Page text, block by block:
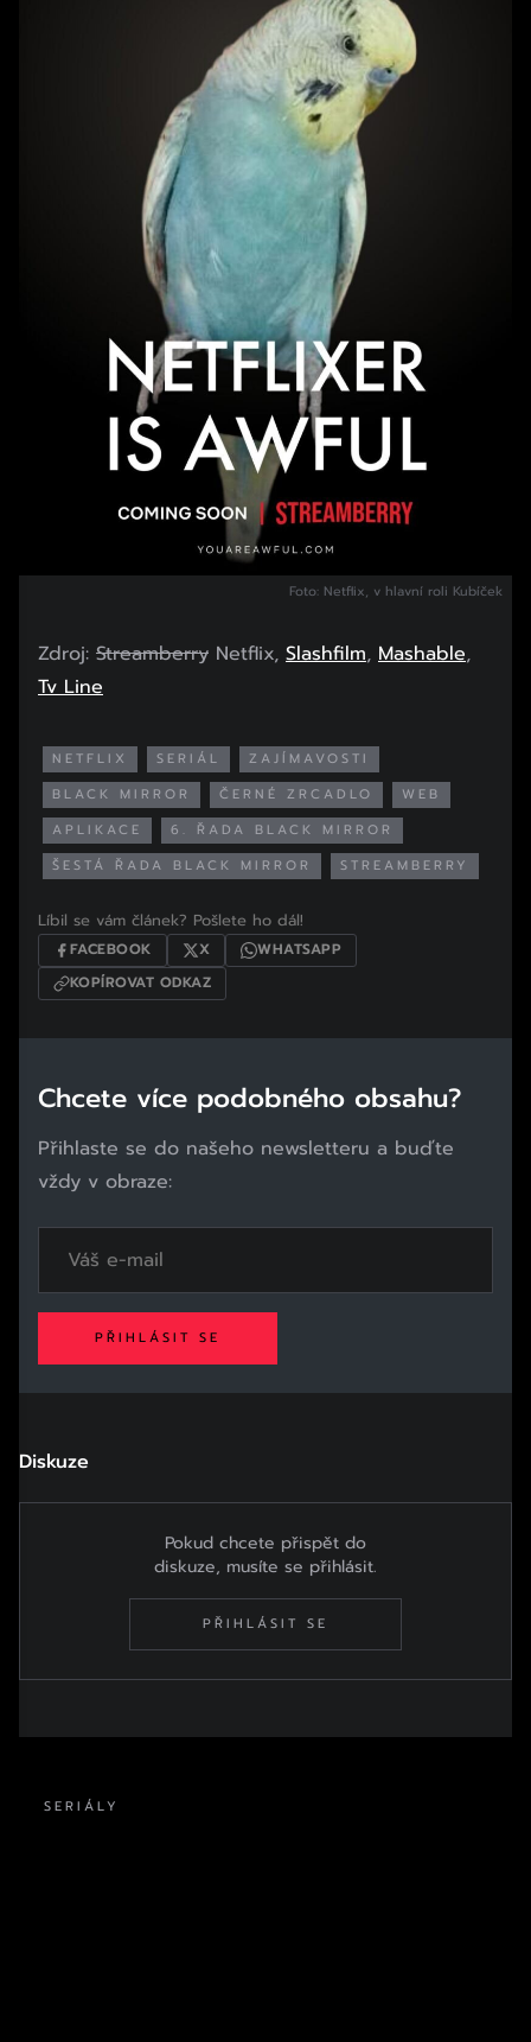
Foto: Netflix, v hlavní roli Kubíček
Zdroj: Streamberry Netflix, Slashfilm, Mashable,
Tv Line
NETFLIX SERIÁL
ZAJÍMAVOSTI
BLACK MIRROR
ČERNÉ ZRCADLO
WEB
APLIKACE
6. ŘADA BLACK MIRROR
ŠESTÁ ŘADA BLACK MIRROR
STREAMBERRY
Líbil se vám článek? Pošlete ho dál!
FACEBOOK X
WHATSAPP
KOPÍROVAT ODKAZ
Chcete více podobného obsahu?
Přihlaste se do našeho newsletteru a buďte
vždy v obraze:
PŘIHLÁSIT SE
Diskuze
Pokud chcete přispět do
diskuze, musíte se přihlásit.
PŘIHLÁSIT SE
SERIÁLY